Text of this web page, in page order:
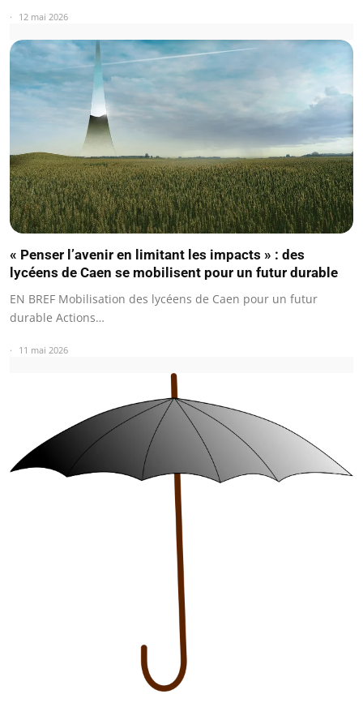
12 mai 2026
« Penser l’avenir en limitant les impacts » : des
lycéens de Caen se mobilisent pour un futur durable
EN BREF Mobilisation des lycéens de Caen pour un futur
durable Actions…
11 mai 2026